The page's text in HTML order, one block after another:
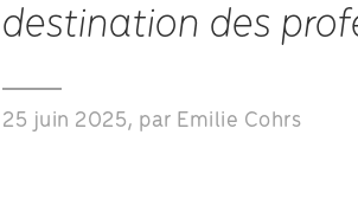
destination des
25 juin 2025, par Emilie Cohrs